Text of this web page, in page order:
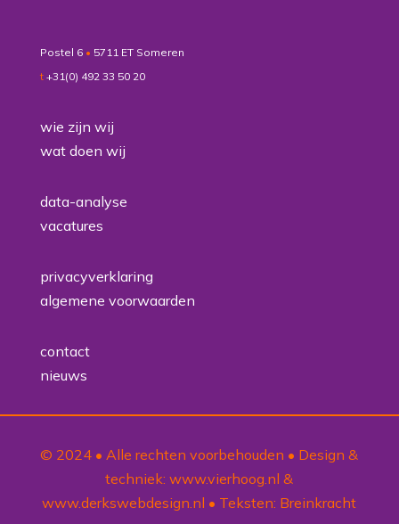
Postel 6 • 5711 ET Someren
t +31(0) 492 33 50 20
wie zijn wij
wat doen wij
data-analyse
vacatures
privacyverklaring
algemene voorwaarden
contact
nieuws
© 2024 • Alle rechten voorbehouden • Design &
techniek:www.vierhoog.nl &
www.derkswebdesign.nl • Teksten: Breinkracht